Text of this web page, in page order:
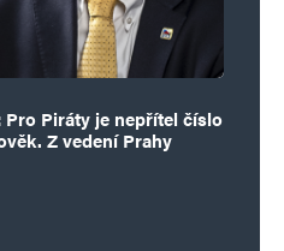
Pro Piráty je nepřítel číslo
Z vedení Prahy